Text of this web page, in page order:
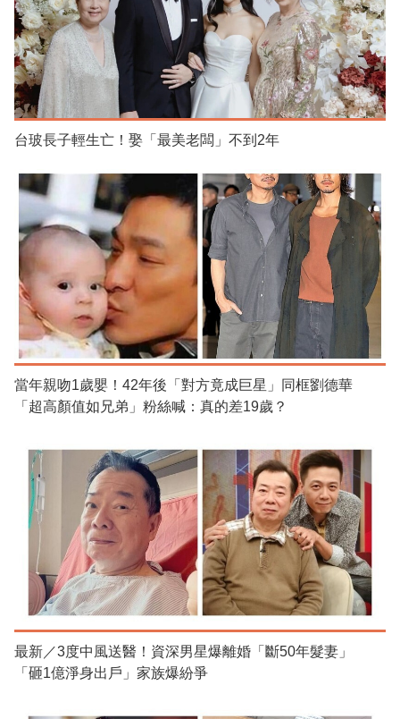
台玻長子輕生亡！娶「最美老闆」不到2年
當年親吻1歲嬰！42年後「對方竟成巨星」同框劉德華
「超高顏值如兄弟」粉絲喊：真的差19歲？
最新／3度中風送醫！資深男星爆離婚「斷50年髮妻」
「砸1億淨身出戶」家族爆紛爭